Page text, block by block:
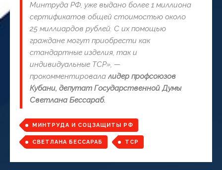
Минтруда РФ, уже выдано более 1 миллиона
сертификатов общей стоимостью около
25 миллиардов рублей. С их помощью
граждане могут приобрести как
стандартные изделия, так и
индивидуальные ТСР», —
прокомментировала лидер профсоюзов
Кубани, депутат Государственной Думы
Светлана Бессараб.
МИНТРУДА И СОЦЗАЩИТЫ РФ
СВЕТЛАНА БЕССАРАБ ТСР